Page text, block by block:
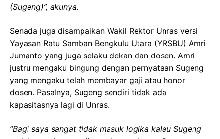
(Sugeng)”, akunya.
Senada juga disampaikan Wakil Rektor Unras versi
Yayasan Ratu Samban Bengkulu Utara (YRSBU) Amri
Jumanto yang juga selaku dekan dan dosen. Amri
justru mengaku bingung dengan pernyataan Sugeng
yang mengaku telah membayar gaji atau honor
dosen. Pasalnya, Sugeng sendiri tidak ada
kapasitasnya lagi di Unras.
“Bagi saya sangat tidak masuk logika kalau Sugeng